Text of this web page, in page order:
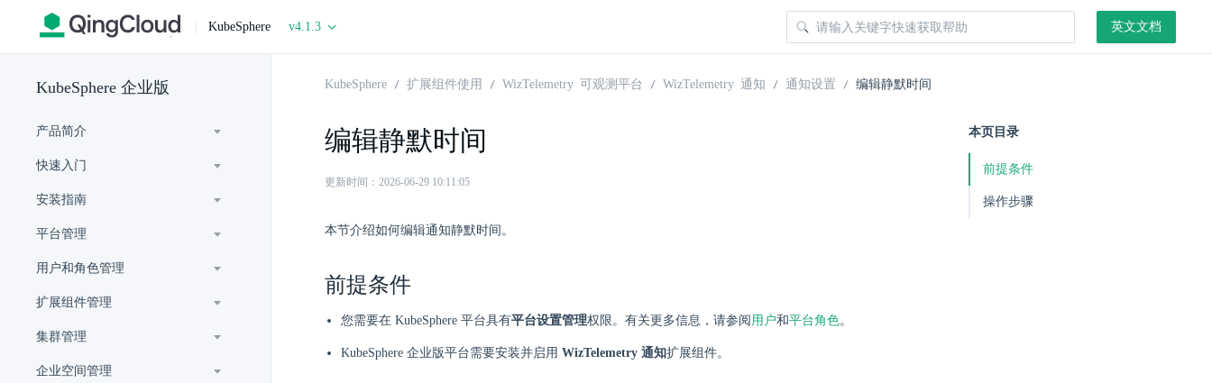
| KubeSphere v4.1.3 英文文档
KubeSphere 企业版
产品简介
快速入门
安装指南
平台管理
用户和角色管理
扩展组件管理
集群管理
企业空间管理
KubeSphere 扩展组件使用 WizTelemetry 可观测平台 WizTelemetry 通知 通知设置 编辑静默时间
编辑静默时间
更新时间：2026-06-29 10:11:05
本节介绍如何编辑通知静默时间。
前提条件
您需要在 KubeSphere 平台具有平台设置管理权限。有关更多信息，请参阅 用户和平台角色。
KubeSphere 企业版平台需要安装并启用 WizTelemetry 通知扩展组件。
本页目录
前提条件
操作步骤